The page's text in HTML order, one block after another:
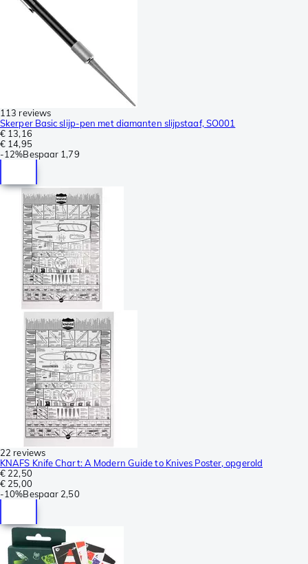
113 reviews
Skerper Basic slijp-pen met diamanten slijpstaaf, SO001
€ 13,16
€ 14,95
-12%Bespaar 1,79
22 reviews
KNAFS Knife Chart: A Modern Guide to Knives Poster, opgerold
€ 22,50
€ 25,00
-10%Bespaar 2,50